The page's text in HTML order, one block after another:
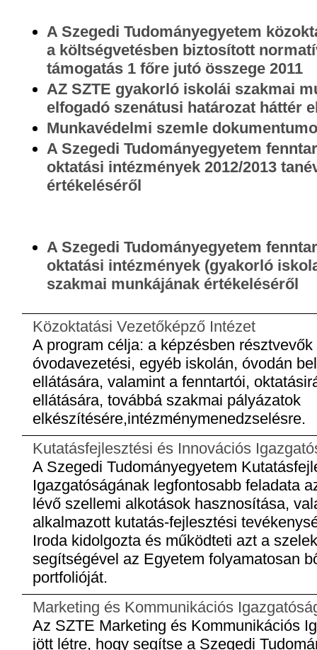
A Szegedi Tudományegyetem
a költségvetésben biztosított
támogatás 1 főre jutó összege 2011
AZ SZTE gyakorló iskolái szakmai
elfogadó szenátusi határozat háttér
Munkavédelmi szemle
A Szegedi Tudományegyetem
oktatási intézmények 2012/2013
értékeléséről
A Szegedi Tudományegyetem
oktatási intézmények (gyakorló
szakmai munkájának értékeléséről
Közoktatási Vezetőképző Intézet
A program célja: a képzésben
óvodavezetési, egyéb iskolán, óvodán
ellátására, valamint a fenntartói,
ellátására, továbbá szakmai pályázatok
elkészítésére,intézménymenedzselésre.
Kutatásfejlesztési és Innovációs
A Szegedi Tudományegyetem
Igazgatóságának legfontosabb feladata
lévő szellemi alkotások hasznosítása,
alkalmazott kutatás-fejlesztési
Iroda kidolgozta és működteti azt a
segítségével az Egyetem folyamatosan
portfolióját.
Marketing és Kommunikációs
Az SZTE Marketing és Kommunikációs
jött létre, hogy segítse a Szegedi